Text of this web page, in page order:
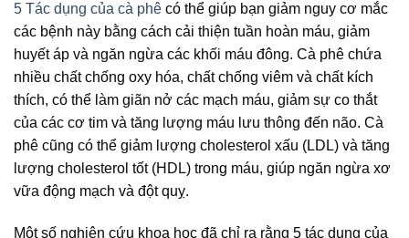
5 Tác dụng của cà phê có thể giúp bạn giảm nguy cơ mắc
các bệnh này bằng cách cải thiện tuần hoàn máu, giảm
huyết áp và ngăn ngừa các khối máu đông. Cà phê chứa
nhiều chất chống oxy hóa, chất chống viêm và chất kích
thích, có thể làm giãn nở các mạch máu, giảm sự co thắt
của các cơ tim và tăng lượng máu lưu thông đến não. Cà
phê cũng có thể giảm lượng cholesterol xấu (LDL) và tăng
lượng cholesterol tốt (HDL) trong máu, giúp ngăn ngừa xơ
vữa động mạch và đột quỵ.
Một số nghiên cứu khoa học đã chỉ ra rằng 5 tác dụng của